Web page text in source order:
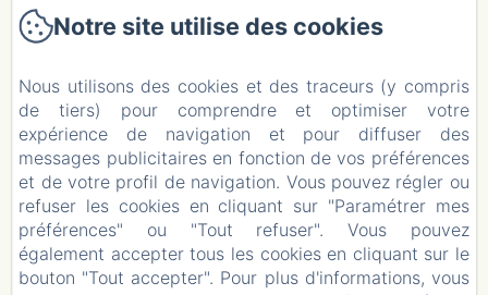
Domaine Du Réveillon
2 Route de Clamecy
58410 - Entrains-sur-Nohain
06 23 51 87 66
Contactez nous
Contactez nous
Mentions légales
Mentions légales
Notre site utilise des cookies
Nous utilisons des cookies et des traceurs (y compris
de tiers) pour comprendre et optimiser votre
expérience de navigation et pour diffuser des
messages publicitaires en fonction de vos préférences
et de votre profil de navigation. Vous pouvez régler ou
refuser les cookies en cliquant sur "Paramétrer mes
préférences" ou "Tout refuser". Vous pouvez
également accepter tous les cookies en cliquant sur le
bouton "Tout accepter". Pour plus d'informations, vous